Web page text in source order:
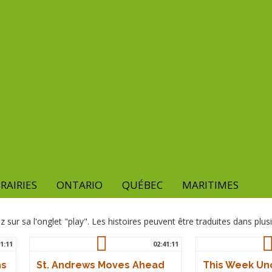
ONTARIO QUÉBEC
MARITIMES
sur sa l'onglet "play". Les histoires peuvent être traduites dans
02:41:11
St. Andrews Moves Ahead
This Week